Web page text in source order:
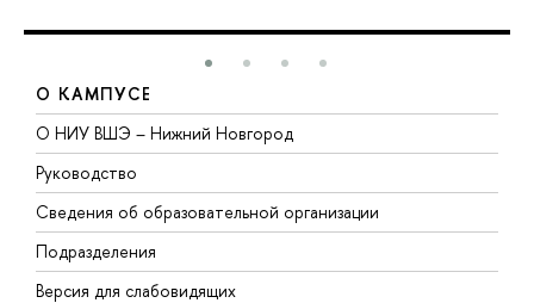
О КАМПУСЕ
О НИУ ВШЭ – Нижний Новгород
Руководство
Сведения об образовательной организации
Подразделения
Версия для слабовидящих